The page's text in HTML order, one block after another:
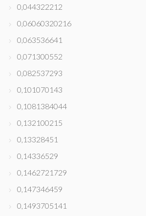
0,044322212
0,06060320216
0,063536641
0,071300552
0,082537293
0,101070143
0,1081384044
0,132100215
0,13328451
0,14336529
0,1462721729
0,147346459
0,1493705141